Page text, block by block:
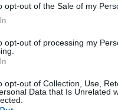
opt-out of the Sale of my
opt-out of processing my
opt-out of Collection, Use,
Data that Is Unrelated
Share:
το Νewsit.gr στο